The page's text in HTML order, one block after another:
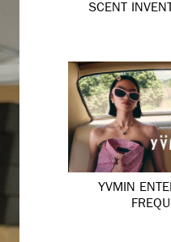
SCENT
YVMIN